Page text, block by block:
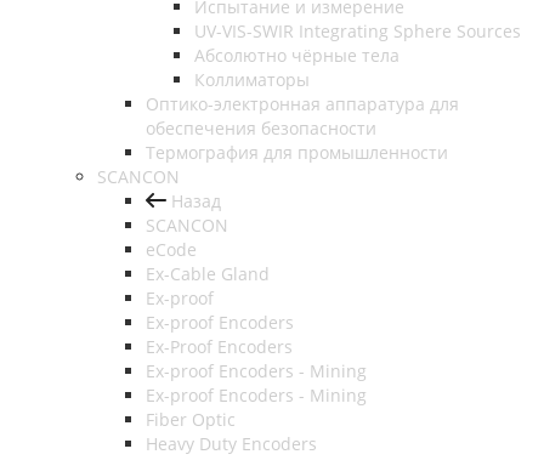
Испытание и измерение
UV-VIS-SWIR Integrating Sphere Sources
Абсолютно чёрные тела
Коллиматоры
Оптико-электронная аппаратура для
обеспечения безопасности
Термография для промышленности
SCANCON
Назад
SCANCON
eCode
Ex-Cable Gland
Ex-proof
Ex-proof Encoders
Ex-Proof Encoders
Ex-proof Encoders - Mining
Ex-proof Encoders - Mining
Fiber Optic
Heavy Duty Encoders